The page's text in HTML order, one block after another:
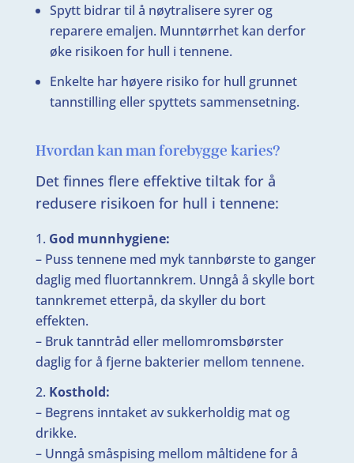
Spytt bidrar til å nøytralisere syrer og
reparere emaljen. Munntørrhet kan derfor
øke risikoen for hull i tennene.
Enkelte har høyere risiko for hull grunnet
tannstilling eller spyttets sammensetning.
Hvordan kan man forebygge karies?
Det finnes flere effektive tiltak for å
redusere risikoen for hull i tennene:
God munnhygiene:
– Puss tennene med myk tannbørste to ganger
daglig med fluortannkrem. Unngå å skylle bort
tannkremet etterpå, da skyller du bort
effekten.
– Bruk tanntråd eller mellomromsbørster
daglig for å fjerne bakterier mellom tennene.
Kosthold:
– Begrens inntaket av sukkerholdig mat og
drikke.
– Unngå småspising mellom måltidene for å